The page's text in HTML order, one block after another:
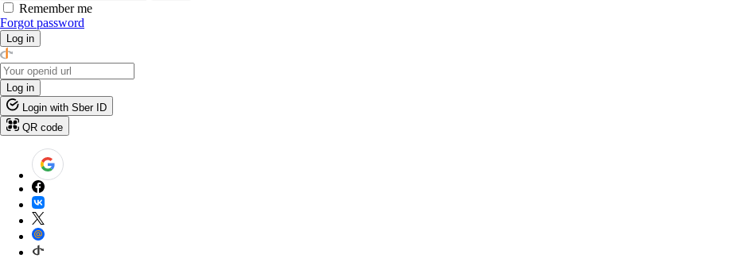
Remember me
Forgot password
Log in
Log in
Login with Sber ID
QR code